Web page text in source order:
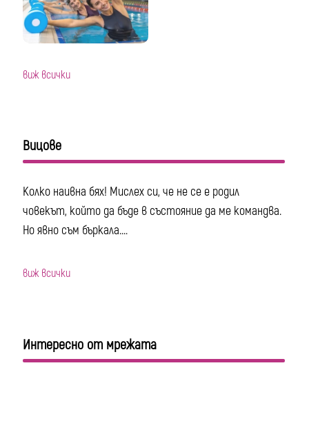
виж всички
Вицове
Колко наивна бях! Мислех си, че не се е родил
човекът, който да бъде в състояние да ме командва.
Но явно съм бъркала....
виж всички
Интересно от мрежата